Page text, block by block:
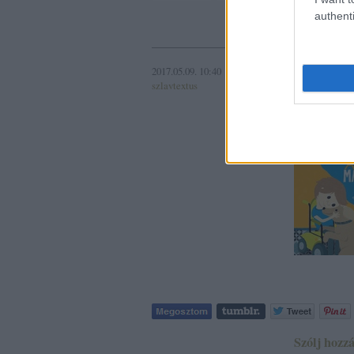
Szólj
2017.05.09. 10:40
szlavtextus
Add a
Szólj